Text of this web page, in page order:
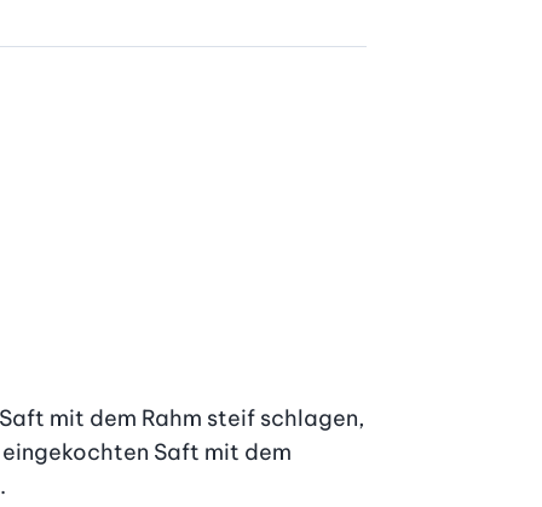
mit dem Rahm steif schlagen,
Saft mit dem